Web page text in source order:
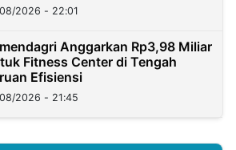
2026 - 22:01
Anggarkan Rp3,98 Miliar
Fitness Center di Tengah
Efisiensi
2026 - 21:45